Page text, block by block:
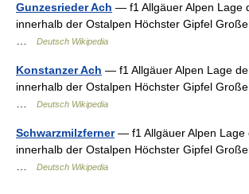
Gunzesrieder Ach — f1 Allgäuer Alpen Lage
innerhalb der Ostalpen Höchster Gipfel
Deutsch Wikipedia
Konstanzer Ach — f1 Allgäuer Alpen Lage
innerhalb der Ostalpen Höchster Gipfel
Deutsch Wikipedia
Schwarzmilzferner— f1 Allgäuer Alpen Lage
innerhalb der Ostalpen Höchster Gipfel
Deutsch Wikipedia